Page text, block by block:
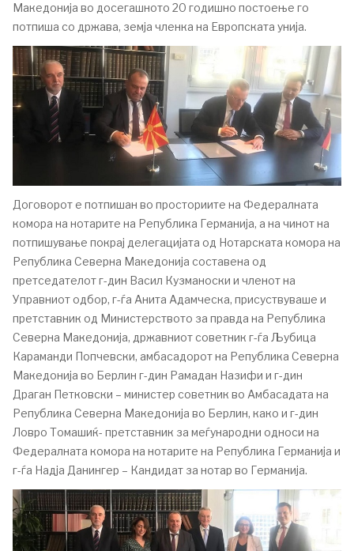
Македонија во досегашното 20 годишно постоење го
потпиша со држава, земја членка на Европската унија.
Договорот е потпишан во просториите на Федералната
комора на нотарите на Република Германија, а на чинот на
потпишување покрај делегацијата од Нотарската комора на
Република Северна Македонија составена од
претседателот г-дин Васил Кузманоски и членот на
Управниот одбор, г-ѓа Анита Адамческа, присуствуваше и
претставник од Министерството за правда на Република
Северна Македонија, државниот советник г-ѓа Љубица
Караманди Попчевски, амбасадорот на Република Северна
Македонија во Берлин г-дин Рамадан Назифи и г-дин
Драган Петковски – министер советник во Амбасадата на
Република Северна Македонија во Берлин, како и г-дин
Ловро Томашиќ- претставник за меѓународни односи на
Федералната комора на нотарите на Република Германија и
г-ѓа Надја Данингер – Кандидат за нотар во Германија.